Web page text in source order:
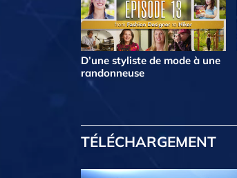
D’une styliste de mode à une
randonneuse
TÉLÉCHARGEMENT